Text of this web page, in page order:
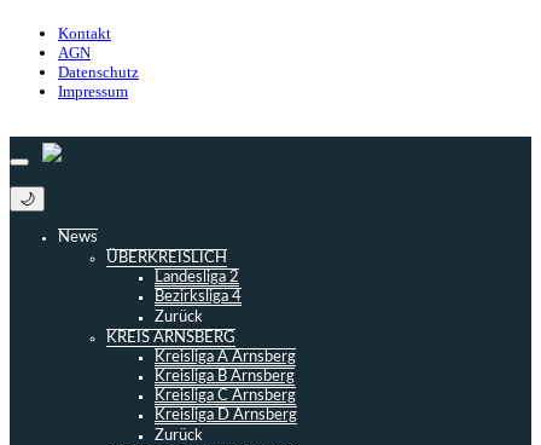
Kontakt
AGN
Datenschutz
Impressum
🌙
News
ÜBERKREISLICH
Landesliga 2
Bezirksliga 4
Zurück
KREIS ARNSBERG
Kreisliga A Arnsberg
Kreisliga B Arnsberg
Kreisliga C Arnsberg
Kreisliga D Arnsberg
Zurück